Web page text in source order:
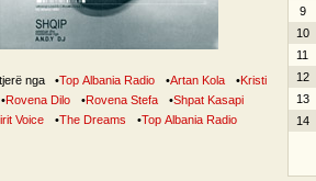
nga •Top Albania Radio •Artan Kola •Kristi
•Rovena Dilo •Rovena Stefa •Shpat Kasapi
Voice •The Dreams •Top Albania Radio
9
10
11
12
13
14